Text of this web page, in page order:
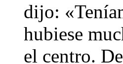
dijo:
hubiese
el centro.